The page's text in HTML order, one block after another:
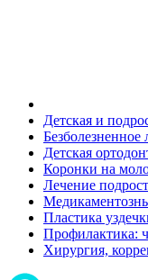
Детская и
Безболезненное
Детская
Коронки на
Лечение
Пластика
Профилактика:
Хирургия,